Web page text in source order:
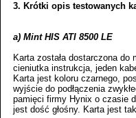
3. Krótki opis testowanych
a) Mint HIS ATI 8500 LE
Karta została dostarczona
cieniutka instrukcja, jeden
Karta jest koloru czarnego,
wyjście do podłączenia
pamięci firmy Hynix o czasie
jest dość głośny. Karta jest